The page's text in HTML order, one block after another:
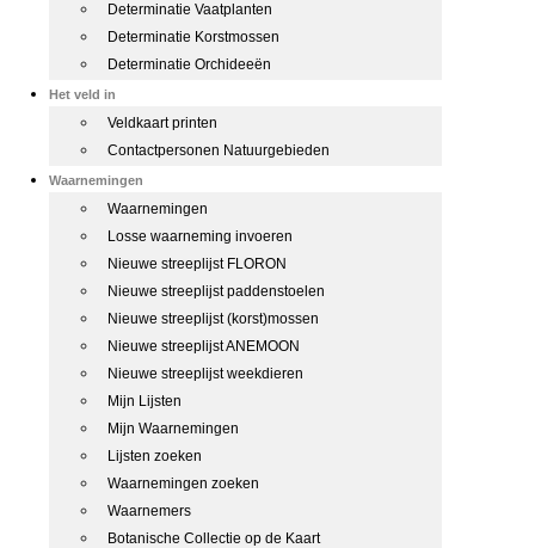
Determinatie Vaatplanten
Determinatie Korstmossen
Determinatie Orchideeën
Het veld in
Veldkaart printen
Contactpersonen Natuurgebieden
Waarnemingen
Waarnemingen
Losse waarneming invoeren
Nieuwe streeplijst FLORON
Nieuwe streeplijst paddenstoelen
Nieuwe streeplijst (korst)mossen
Nieuwe streeplijst ANEMOON
Nieuwe streeplijst weekdieren
Mijn Lijsten
Mijn Waarnemingen
Lijsten zoeken
Waarnemingen zoeken
Waarnemers
Botanische Collectie op de Kaart